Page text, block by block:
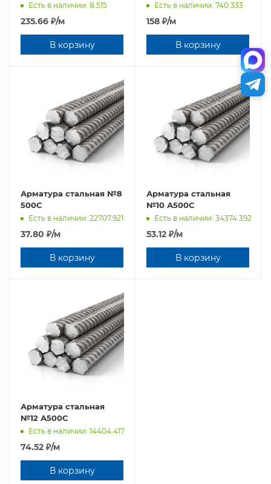
Есть в наличии: 8.515
235.66 ₽/м
В корзину
Есть в наличии: 740.333
158 ₽/м
В корзину
Арматура стальная №8
500С
Есть в наличии: 22707.921
37.80 ₽/м
В корзину
Арматура стальная
№10 А500С
Есть в наличии: 34374.392
53.12 ₽/м
В корзину
Арматура стальная
№12 А500С
Есть в наличии: 14404.417
74.52 ₽/м
В корзину